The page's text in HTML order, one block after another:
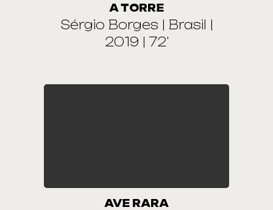
A TORRE
Sérgio Borges | Brasil |
2019 | 72'
AVE RARA